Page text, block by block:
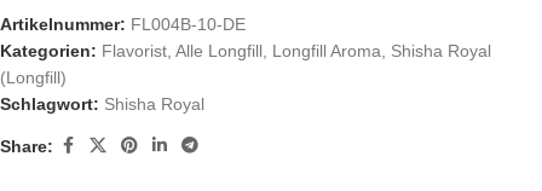
Artikelnummer: FL004B-10-DE
Kategorien: Flavorist Alle Longfill Longfill Aroma
Shisha Royal
(Longfill)
Schlagwort: Shisha Royal
Share: